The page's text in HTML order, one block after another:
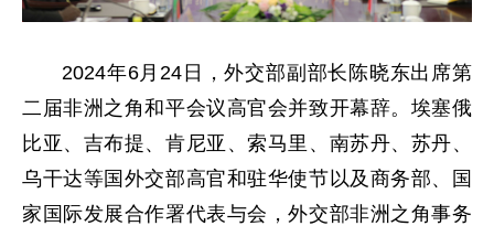
2024年6月24日，外交部副部长陈晓东出席第
二届非洲之角和平会议高官会并致开幕辞。埃塞俄
比亚、吉布提、肯尼亚、索马里、南苏丹、苏丹、
乌干达等国外交部高官和驻华使节以及商务部、国
家国际发展合作署代表与会，外交部非洲之角事务